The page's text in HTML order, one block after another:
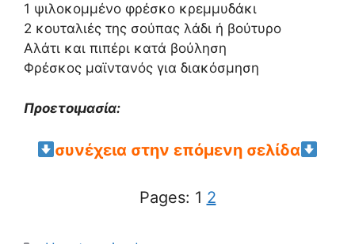
1 ψιλοκομμένο φρέσκο ​​κρεμμυδάκι
2 κουταλιές της σούπας λάδι ή βούτυρο
Αλάτι και πιπέρι κατά βούληση
Φρέσκος μαϊντανός για διακόσμηση
Προετοιμασία:
συνέχεια στην επόμενη σελίδα
Pages: 1 2